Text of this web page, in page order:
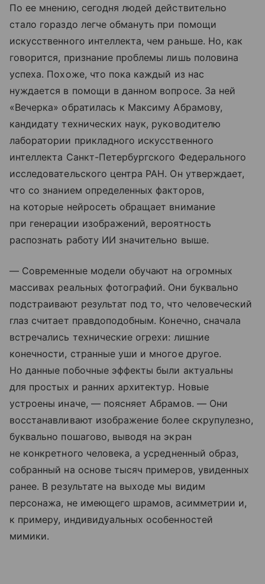
По ее мнению, сегодня людей действительно
стало гораздо легче обмануть при помощи
искусственного интеллекта, чем раньше. Но, как
говорится, признание проблемы лишь половина
успеха. Похоже, что пока каждый из нас
нуждается в помощи в данном вопросе. За ней
«Вечерка» обратилась к Максиму Абрамову,
кандидату технических наук, руководителю
лаборатории прикладного искусственного
интеллекта Санкт-Петербургского Федерального
исследовательского центра РАН. Он утверждает,
что со знанием определенных факторов,
на которые нейросеть обращает внимание
при генерации изображений, вероятность
распознать работу ИИ значительно выше.
— Современные модели обучают на огромных
массивах реальных фотографий. Они буквально
подстраивают результат под то, что человеческий
глаз считает правдоподобным. Конечно, сначала
встречались технические огрехи: лишние
конечности, странные уши и многое другое.
Но данные побочные эффекты были актуальны
для простых и ранних архитектур. Новые
устроены иначе, — поясняет Абрамов. — Они
восстанавливают изображение более скрупулезно,
буквально пошагово, выводя на экран
не конкретного человека, а усредненный образ,
собранный на основе тысяч примеров, увиденных
ранее. В результате на выходе мы видим
персонажа, не имеющего шрамов, асимметрии и,
к примеру, индивидуальных особенностей
мимики.